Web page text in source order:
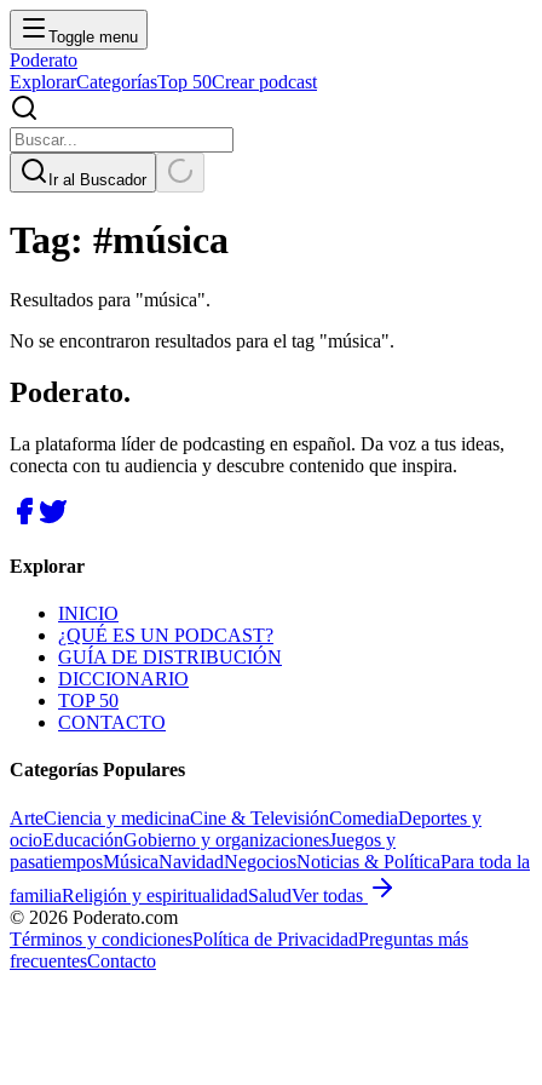
Toggle menu
Poderato
ExplorarCategoríasTop 50Crear podcast
Ir al Buscador
Tag: #música
Resultados para "música".
No se encontraron resultados para el tag "música".
Poderato.
La plataforma líder de podcasting en español. Da voz a tus ideas,
conecta con tu audiencia y descubre contenido que inspira.
Explorar
INICIO
¿QUÉ ES UN PODCAST?
GUÍA DE DISTRIBUCIÓN
DICCIONARIO
TOP 50
CONTACTO
Categorías Populares
ArteCiencia y medicinaCine & TelevisiónComediaDeportes y
ocioEducaciónGobierno y organizacionesJuegos y
pasatiemposMúsicaNavidadNegociosNoticias & PolíticaPara toda la
familiaReligión y espiritualidadSaludVer todas
© 2026 Poderato.com
Términos y condicionesPolítica de PrivacidadPreguntas más
frecuentesContacto